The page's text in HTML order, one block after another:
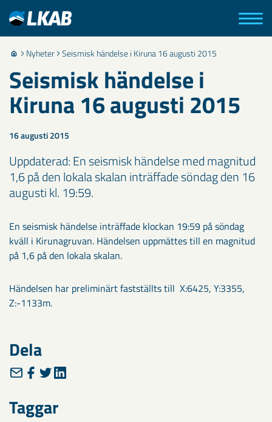
Nyheter Seismisk händelse i Kiruna 16 augusti 2015
Seismisk händelse i
Kiruna 16 augusti 2015
16 augusti 2015
Uppdaterad: En seismisk händelse med magnitud
1,6 på den lokala skalan inträffade söndag den 16
augusti kl. 19:59.
En seismisk händelse inträffade klockan 19:59 på söndag
kväll i Kirunagruvan. Händelsen uppmättes till en magnitud
på 1,6 på den lokala skalan.
Händelsen har preliminärt fastställts till X:6425, Y:3355,
Z:-1133m.
Dela
Taggar